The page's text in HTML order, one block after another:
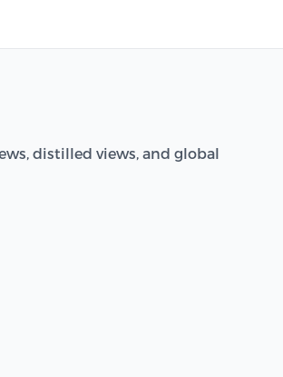
distilled views, and global